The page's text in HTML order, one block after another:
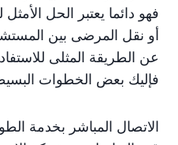
فهو دائما يعتبر الحل
أو نقل المرضى بين
عن الطريقة المثلى
فإليك بعض الخطوات
الاتصال المباشر بخدمة